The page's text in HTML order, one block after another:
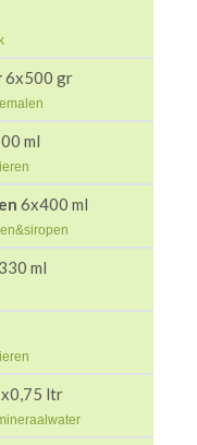
6x500 gr
ml
6x400 ml
ml
ltr